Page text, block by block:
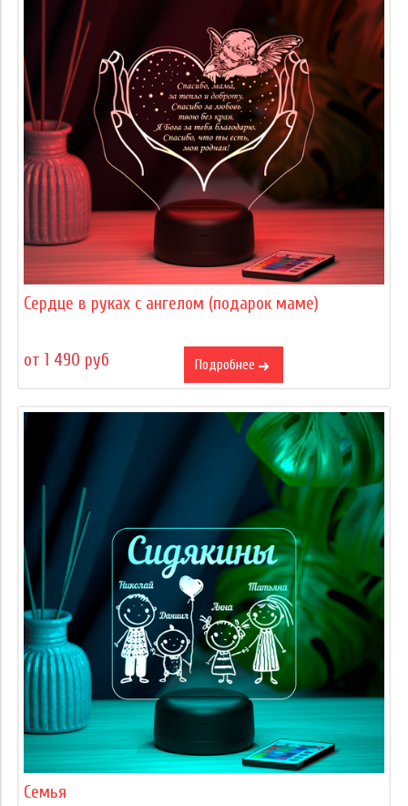
Сердце в руках с ангелом (подарок маме)
от 1 490 руб Подробнее
Семья